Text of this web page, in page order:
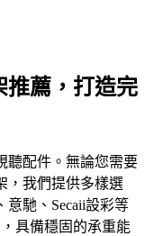
推薦，打造完
聽配件。無論您需要
，我們提供多樣選
馳、Secaii設彩等
具備穩固的承重能